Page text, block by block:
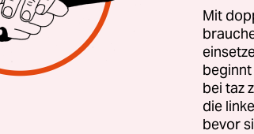
lieben Herrgott die Zeit stiehlt, auf
Mit
beginnt
bei taz
die
bevor